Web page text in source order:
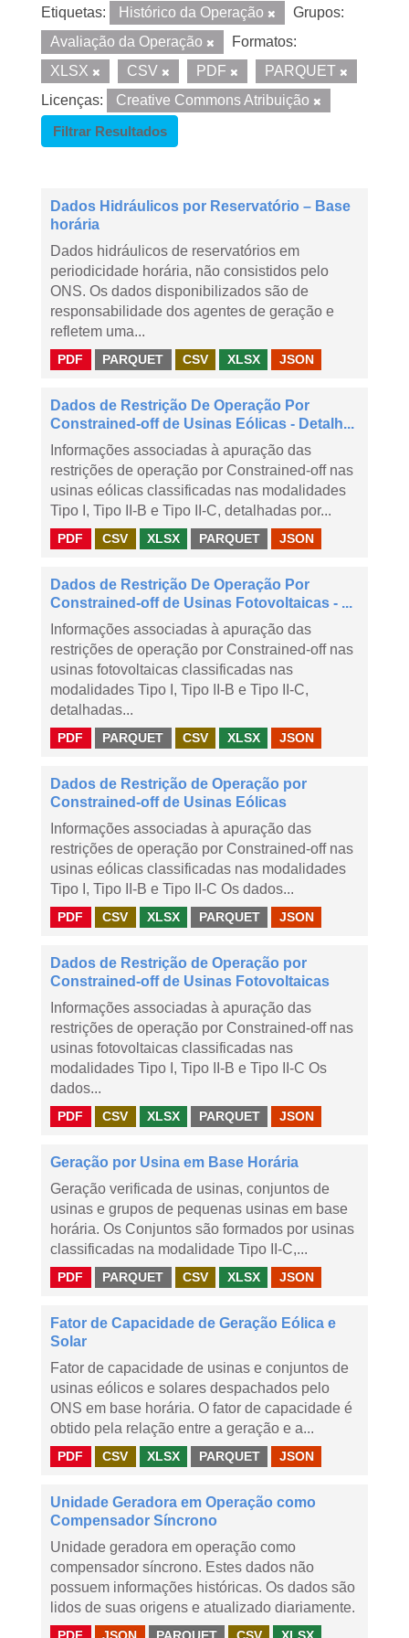
Etiquetas: Histórico da Operação
Grupos:
Avaliação da Operação
Formatos:
XLSX
CSV PDF
PARQUET
Licenças:
Creative Commons Atribuição
Filtrar Resultados
Dados Hidráulicos por Reservatório – Base
horária
Dados hidráulicos de reservatórios em
periodicidade horária, não consistidos pelo
ONS. Os dados disponibilizados são de
responsabilidade dos agentes de geração e
refletem uma...
PDF PARQUET CSV XLSX JSON
Dados de Restrição De Operação Por
Constrained-off de Usinas Eólicas - Detalh...
Informações associadas à apuração das
restrições de operação por Constrained-off nas
usinas eólicas classificadas nas modalidades
Tipo I, Tipo II-B e Tipo II-C, detalhadas por...
PDF CSV XLSX PARQUET JSON
Dados de Restrição De Operação Por
Constrained-off de Usinas Fotovoltaicas - ...
Informações associadas à apuração das
restrições de operação por Constrained-off nas
usinas fotovoltaicas classificadas nas
modalidades Tipo I, Tipo II-B e Tipo II-C,
detalhadas...
PDF PARQUET CSV XLSX JSON
Dados de Restrição de Operação por
Constrained-off de Usinas Eólicas
Informações associadas à apuração das
restrições de operação por Constrained-off nas
usinas eólicas classificadas nas modalidades
Tipo I, Tipo II-B e Tipo II-C Os dados...
PDF CSV XLSX PARQUET JSON
Dados de Restrição de Operação por
Constrained-off de Usinas Fotovoltaicas
Informações associadas à apuração das
restrições de operação por Constrained-off nas
usinas fotovoltaicas classificadas nas
modalidades Tipo I, Tipo II-B e Tipo II-C Os
dados...
PDF CSV XLSX PARQUET JSON
Geração por Usina em Base Horária
Geração verificada de usinas, conjuntos de
usinas e grupos de pequenas usinas em base
horária. Os Conjuntos são formados por usinas
classificadas na modalidade Tipo II-C,...
PDF PARQUET CSV XLSX JSON
Fator de Capacidade de Geração Eólica e
Solar
Fator de capacidade de usinas e conjuntos de
usinas eólicos e solares despachados pelo
ONS em base horária. O fator de capacidade é
obtido pela relação entre a geração e a...
PDF CSV XLSX PARQUET JSON
Unidade Geradora em Operação como
Compensador Síncrono
Unidade geradora em operação como
compensador síncrono. Estes dados não
possuem informações históricas. Os dados são
lidos de suas origens e atualizado diariamente.